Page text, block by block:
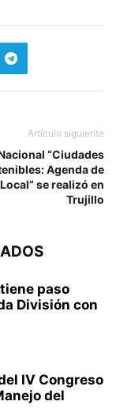
Artículo siguiente
“Ciudades
Agenda de
se realizó en
Trujillo
paso
División con
IV Congreso
del